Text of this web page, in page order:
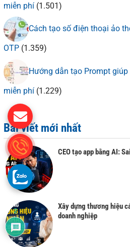
miễn phí (1.501)
Cách tạo số điện thoại ảo
OTP (1.359)
Hướng dẫn tạo Prompt
miễn phí (1.229)
Bài viết mới nhất
CEO tạo app bằng AI:
Xây dựng thương hiệu
doanh nghiệp
2